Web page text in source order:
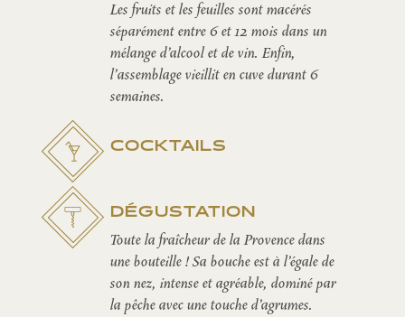
Les fruits et les feuilles sont macérés
séparément entre 6 et 12 mois dans un
mélange d’alcool et de vin. Enfin,
l'assemblage vieillit en cuve durant 6
semaines.
COCKTAILS
DÉGUSTATION
Toute la fraîcheur de la Provence dans
une bouteille ! Sa bouche est à l’égale de
son nez, intense et agréable, dominé par
la pêche avec une touche d’agrumes.